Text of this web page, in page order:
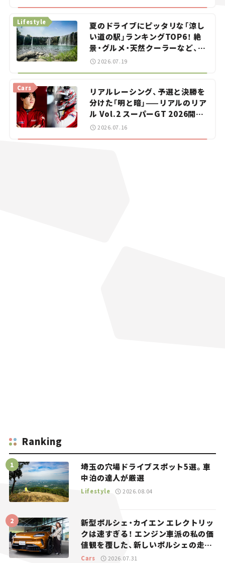
夏のドライブにピッタリな「涼し
い道の駅」ランキングTOP6！ 絶
景・グルメ・天然クーラーなど、避
暑におすすめのスポットを紹介
【道の駅マニアの推し駅ガイド】
Lifestyle
2026.07.19
リアルレーシング、予選と決勝を
分けた「明と暗」——リアルのリア
ル Vol.2 スーパーGT 2026開幕
戦 岡山国際サーキット
Cars
2026.07.16
Ranking
埼玉の穴場ドライブスポット5選。車
中泊の達人が厳選
Lifestyle 2026.08.04
新型ポルシェ・カイエン エレクトリッ
クは速すぎる！ エンジン車派の私の価
値観を覆した、新しいポルシェの走
り。
Cars 2026.07.31